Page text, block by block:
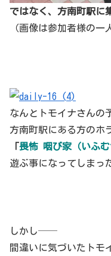
ではなく、方南町駅に
（画像は参加者様の一
なんとトモイナさんの
方南町駅にある方のホ
「畏怖 咽び家（いふむ
遊ぶ事になってしまっ
しかし──
間違いに気づいたトモ